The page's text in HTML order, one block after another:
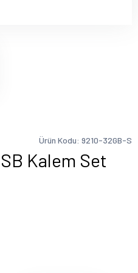
Ürün Kodu: 9210-32GB-S
Kalem Set